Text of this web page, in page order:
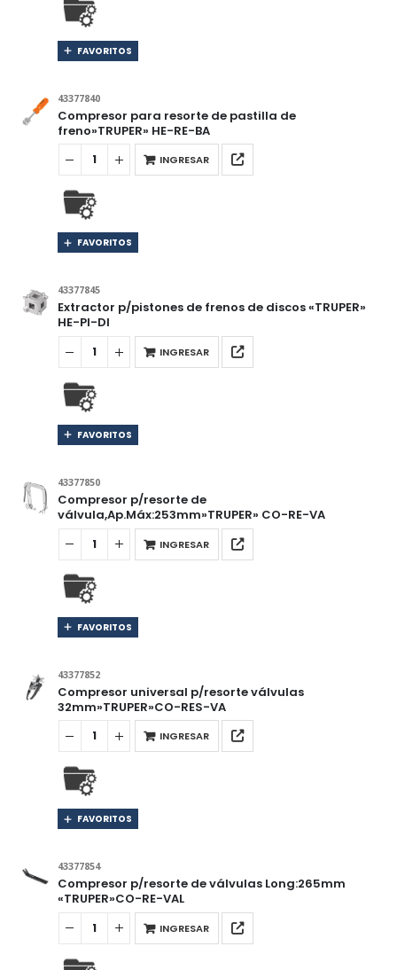
FAVORITOS
43377840
Compresor para resorte de pastilla de
freno»TRUPER» HE-RE-BA
INGRESAR
FAVORITOS
43377845
Extractor p/pistones de frenos de discos «TRUPER»
HE-PI-DI
INGRESAR
FAVORITOS
43377850
Compresor p/resorte de
válvula,Ap.Máx:253mm»TRUPER» CO-RE-VA
INGRESAR
FAVORITOS
43377852
Compresor universal p/resorte válvulas
32mm»TRUPER»CO-RES-VA
INGRESAR
FAVORITOS
43377854
Compresor p/resorte de válvulas Long:265mm
«TRUPER»CO-RE-VAL
INGRESAR